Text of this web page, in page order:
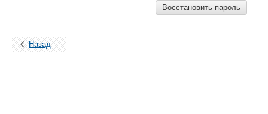
Восстановить пароль
Назад